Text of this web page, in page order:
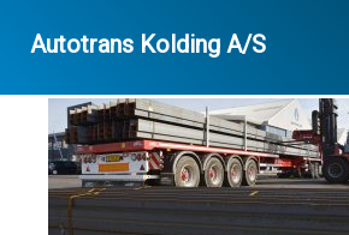
Autotrans Kolding A/S